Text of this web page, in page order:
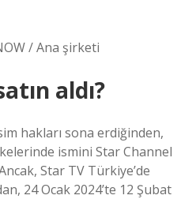
/ Ana şirketi
aldı?
hakları sona erdiğinden,
ismini Star Channel
Star TV Türkiye’de
24 Ocak 2024’te 12 Şubat